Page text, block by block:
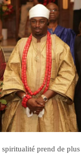
prend de